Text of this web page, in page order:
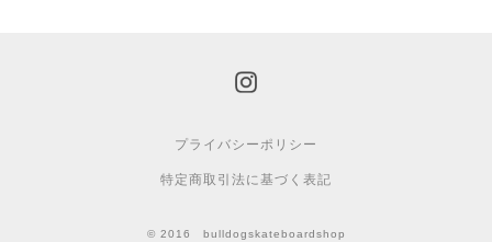
プライバシーポリシー
特定商取引法に基づく表記
© 2016 bulldogskateboardshop